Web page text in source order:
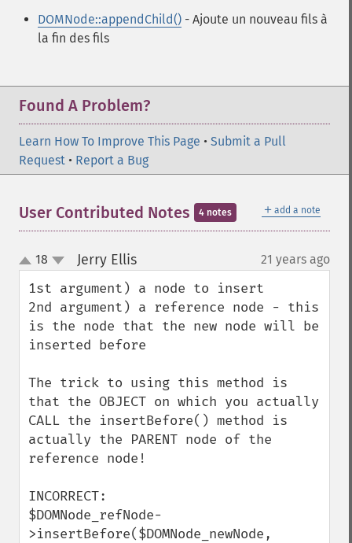
DOMNode::appendChild() - Ajoute un nouveau fils à
la fin des fils
Found A Problem?
Learn How To Improve This Page • Submit a Pull
Request • Report a Bug
＋ add a note
User Contributed Notes 4 notes
up
down
18 Jerry Ellis¶ 21 years ago
1st argument) a node to insert
2nd argument) a reference node - this
is the node that the new node will be
inserted before
The trick to using this method is
that the OBJECT on which you actually
CALL the insertBefore() method is
actually the PARENT node of the
reference node!
INCORRECT:
$DOMNode_refNode-
>insertBefore($DOMNode_newNode,